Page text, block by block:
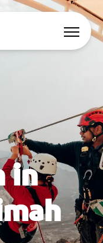
Suche
in